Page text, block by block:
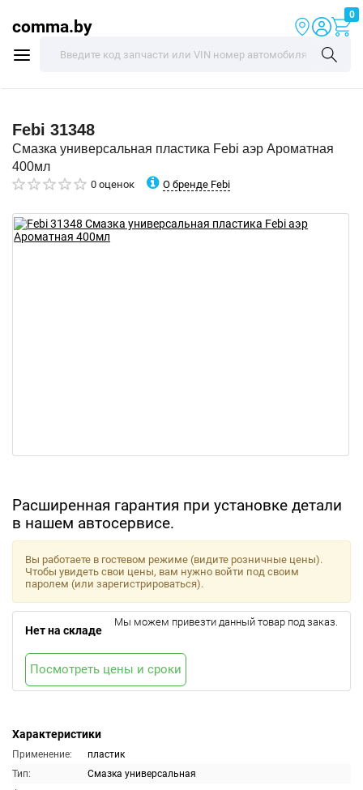
comma.by
0
Febi 31348
Смазка универсальная пластика Febi аэр Ароматная
400мл
0 оценок О бренде Febi
Расширенная гарантия при установке детали
в нашем автосервисе.
Характеристики
Применение:
пластик
Тип:
Смазка универсальная
Вы работаете в гостевом режиме (видите розничные цены).
Чтобы увидеть свои цены, вам нужно войти под своим
паролем (или зарегистрироваться).
Нет на складе
Мы можем привезти данный товар под заказ.
Посмотреть цены и сроки